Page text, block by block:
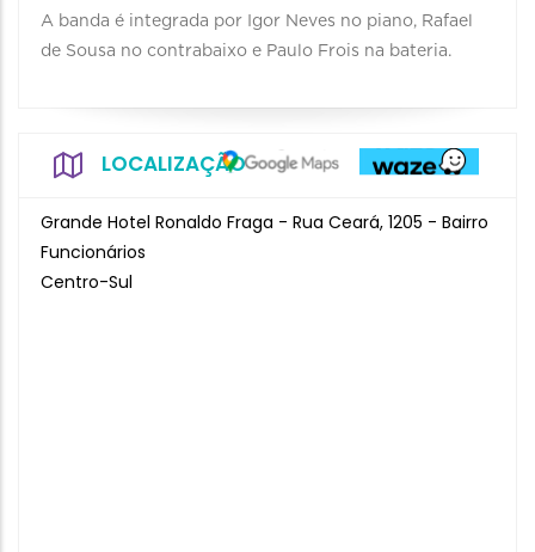
A banda é integrada por Igor Neves no piano, Rafael
de Sousa no contrabaixo e Paulo Frois na bateria.
LOCALIZAÇÃO
Grande Hotel Ronaldo Fraga - Rua Ceará, 1205 - Bairro
Funcionários
Centro-Sul